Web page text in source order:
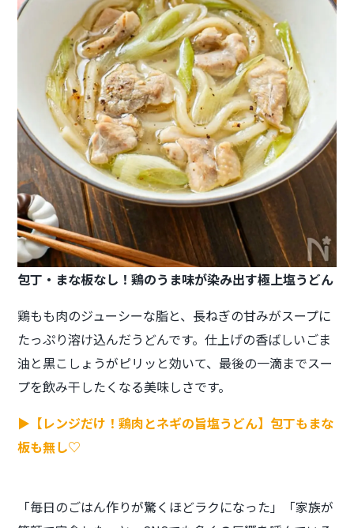
包丁・まな板なし！鶏のうま味が染み出す極上塩うどん
鶏もも肉のジューシーな脂と、長ねぎの甘みがスープに
たっぷり溶け込んだうどんです。仕上げの香ばしいごま
油と黒こしょうがピリッと効いて、最後の一滴までスー
プを飲み干したくなる美味しさです。
▶【レンジだけ！鶏肉とネギの旨塩うどん】包丁もまな
板も無し♡
「毎日のごはん作りが驚くほどラクになった」「家族が